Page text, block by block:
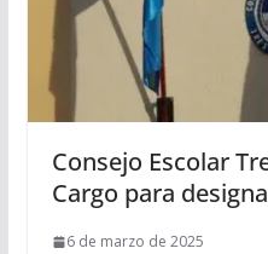
Consejo Escolar
Cargo para designa
6 de marzo de 2025